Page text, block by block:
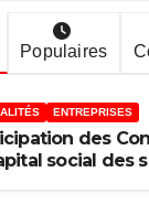
Populaires
ENTREPRISES
des
social des